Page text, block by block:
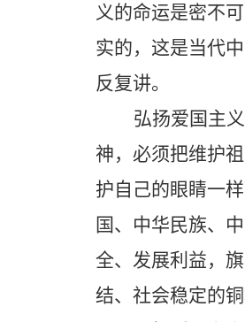
义的命运是密不
实的，这是当代
反复讲。
弘扬爱国主
神，必须把维护
护自己的眼睛一
国、中华民族、
全、发展利益，
结、社会稳定的